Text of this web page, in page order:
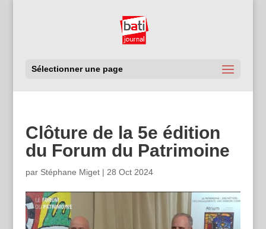
Sélectionner une page
Clôture de la 5e édition
du Forum du Patrimoine
par Stéphane Miget| 28 Oct 2024